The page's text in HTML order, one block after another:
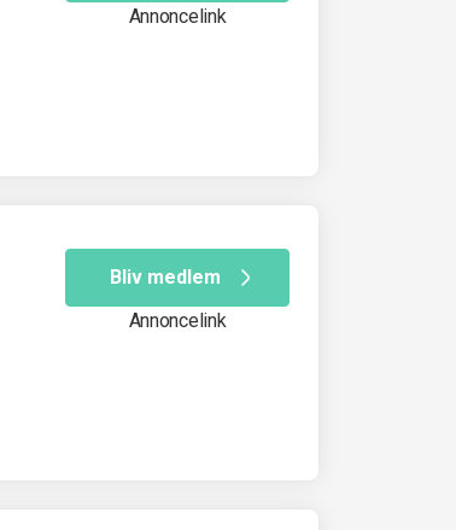
Annoncelink
Bliv medlem
Annoncelink